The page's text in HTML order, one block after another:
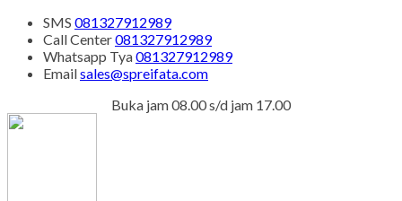
SMS 081327912989
Call Center081327912989
Whatsapp Tya081327912989
Emailsales@spreifata.com
Buka jam 08.00 s/d jam 17.00